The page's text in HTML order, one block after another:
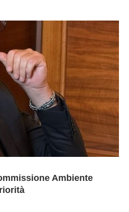
Ambiente